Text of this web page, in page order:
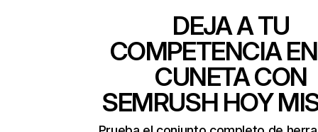
DEJA A TU
COMPETENCIA
CUNETA CON
SEMRUSH HOY